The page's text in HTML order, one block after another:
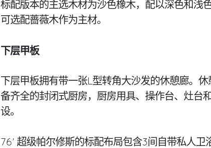
标配版本的主选木材为沙色橡木，配以深色和浅
可选配蔷薇木作为主材。
下层甲板
下层甲板拥有带一张L型转角大沙发的休憩廊。
备齐全的封闭式厨房，厨房用具、操作台、灶台
设。
76’ 超级帕尔修斯的标配布局包含3间自带私人